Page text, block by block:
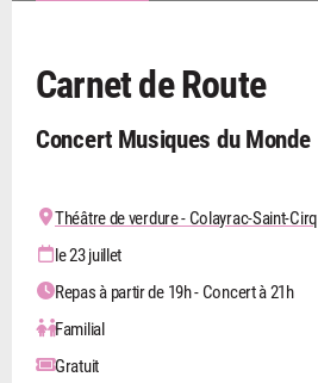
Carnet de Route
Concert Musiques du Monde
Théâtre de verdure - Colayrac-Saint-Cirq
le 23 juillet
Repas à partir de 19h - Concert à 21h
Familial
Gratuit